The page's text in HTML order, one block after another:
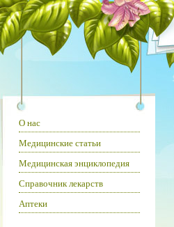
О нас
Медицинские статьи
Медицинская энциклопедия
Справочник лекарств
Аптеки